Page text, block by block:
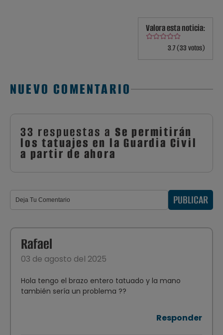
Valora esta noticia:
3.7 (33 votos)
NUEVO COMENTARIO
33 respuestas a Se permitirán
los tatuajes en la Guardia Civil
a partir de ahora
PUBLICAR
Rafael
03 de agosto del 2025
Hola tengo el brazo entero tatuado y la mano
también sería un problema ??
Responder